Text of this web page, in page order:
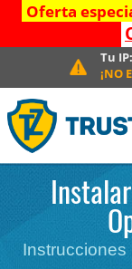
Oferta
Tu IP:
¡NO
Instrucciones